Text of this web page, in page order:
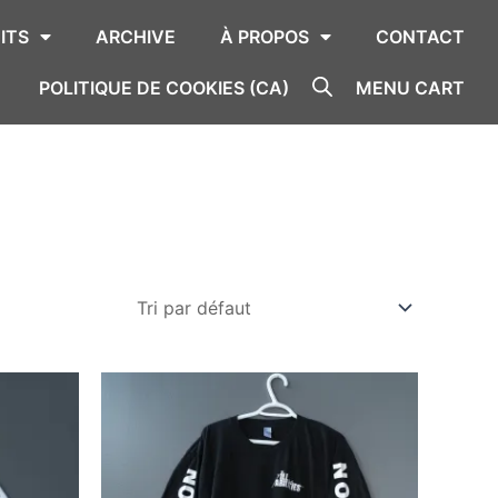
ARCHIVE À PROPOS CONTACT
POLITIQUE DE COOKIES (CA) MENU CART
plusieurs